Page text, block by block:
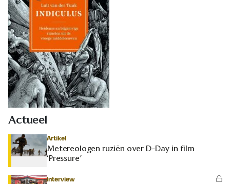
Actueel
Artikel
Metereologen ruziën over D-Day in film
‘Pressure’
Interview